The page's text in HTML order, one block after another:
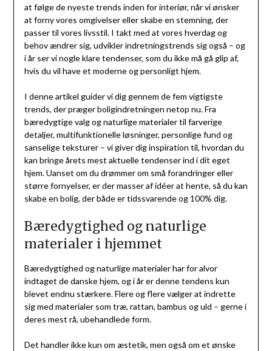
at følge de nyeste trends inden for interiør, når vi ønsker
at forny vores omgivelser eller skabe en stemning, der
passer til vores livsstil. I takt med at vores hverdag og
behov ændrer sig, udvikler indretningstrends sig også – og
i år ser vi nogle klare tendenser, som du ikke må gå glip af,
hvis du vil have et moderne og personligt hjem.
I denne artikel guider vi dig gennem de fem vigtigste
trends, der præger boligindretningen netop nu. Fra
bæredygtige valg og naturlige materialer til farverige
detaljer, multifunktionelle løsninger, personlige fund og
sanselige teksturer – vi giver dig inspiration til, hvordan du
kan bringe årets mest aktuelle tendenser ind i dit eget
hjem. Uanset om du drømmer om små forandringer eller
større fornyelser, er der masser af idéer at hente, så du kan
skabe en bolig, der både er tidssvarende og 100% dig.
Bæredygtighed og naturlige
materialer i hjemmet
Bæredygtighed og naturlige materialer har for alvor
indtaget de danske hjem, og i år er denne tendens kun
blevet endnu stærkere. Flere og flere vælger at indrette
sig med materialer som træ, rattan, bambus og uld – gerne i
deres mest rå, ubehandlede form.
Det handler ikke kun om æstetik, men også om et ønske